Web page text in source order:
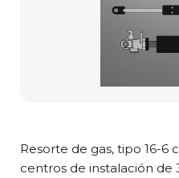
Resorte de gas, tipo 16-
centros de instalación de